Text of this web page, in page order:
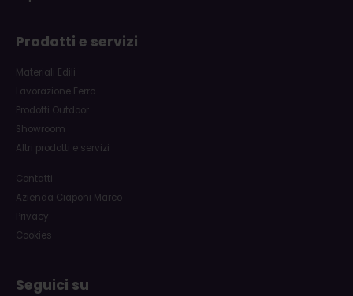
Prodotti e servizi
Materiali Edili
Lavorazione Ferro
Prodotti Outdoor
Showroom
Altri prodotti e servizi
Contatti
Azienda Ciaponi Marco
Privacy
Cookies
Seguici su